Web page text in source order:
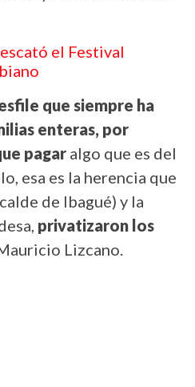
el Festival
que siempre ha
enteras, por
pagar algo que es del
esa es la herencia que
de Ibagué) y la
privatizaron los
Lizcano.